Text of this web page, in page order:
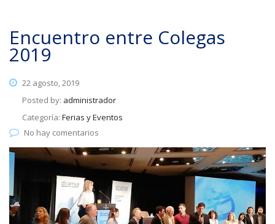
Encuentro entre Colegas
2019
22 agosto, 2019
Posted by: administrador
Categoría: Ferias y Eventos
No hay comentarios